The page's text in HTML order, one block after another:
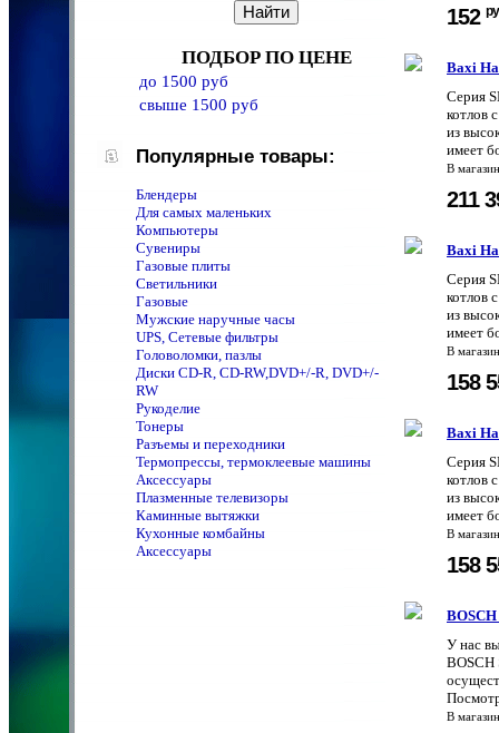
ПОДБОР ПО ЦЕНЕ
до 1500 руб
свыше 1500 руб
Популярные товары:
Блендеры
Для самых маленьких
Компьютеры
Сувениры
Газовые плиты
Светильники
Газовые
Мужские наручные часы
UPS, Сетевые фильтры
Головоломки, пазлы
Диски CD-R, CD-RW,DVD+/-R, DVD+/-
RW
Рукоделие
Тонеры
Разъемы и переходники
Термопрессы, термоклеевые машины
Аксессуары
Плазменные телевизоры
Каминные вытяжки
Кухонные комбайны
Аксессуары
152
Baxi
Серия
котлов
из
имеет
В
211
Baxi
Серия
котлов
из
имеет
В
158
Baxi
Серия
котлов
из
имеет
В
158
У нас
BOSCH
В